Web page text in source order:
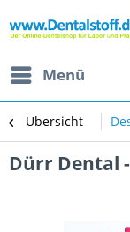
Menü
Übersicht
Dürr Dental